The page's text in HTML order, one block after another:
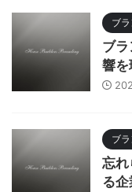
ブ
ブ
響を
ブ
忘れ
る企